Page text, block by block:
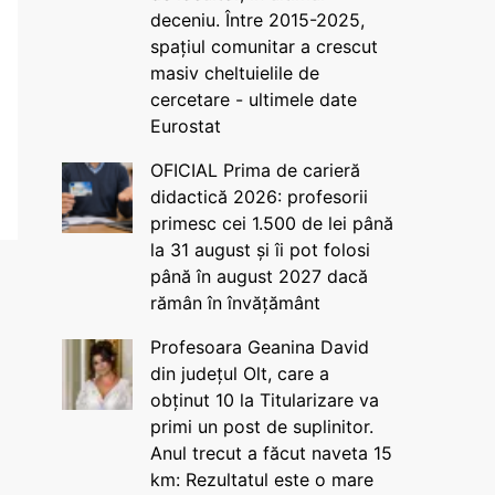
deceniu. Între 2015-2025,
spațiul comunitar a crescut
masiv cheltuielile de
cercetare - ultimele date
Eurostat
OFICIAL Prima de carieră
didactică 2026: profesorii
primesc cei 1.500 de lei până
la 31 august și îi pot folosi
până în august 2027 dacă
rămân în învățământ
Profesoara Geanina David
din județul Olt, care a
obținut 10 la Titularizare va
primi un post de suplinitor.
Anul trecut a făcut naveta 15
km: Rezultatul este o mare